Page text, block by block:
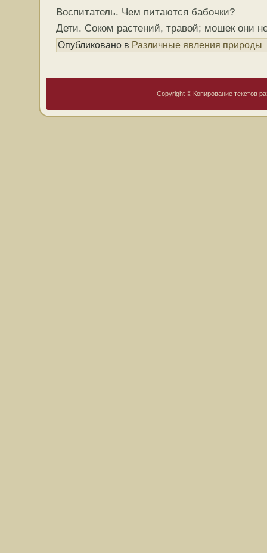
Воспитатель. Чем питаются бабочки?
Дети. Соком растений, травой; мошек они
Опубликовано в Различные явления природы
Copyright © Копирование текстов